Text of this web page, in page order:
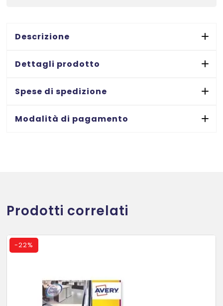
Descrizione
Dettagli prodotto
Spese di spedizione
Modalità di pagamento
Prodotti correlati
-22%